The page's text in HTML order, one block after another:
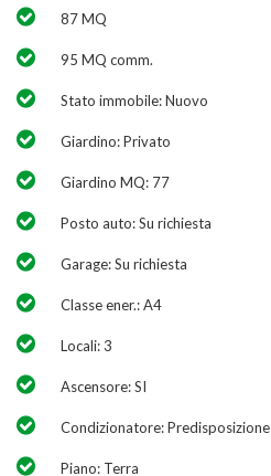
87 MQ
95 MQ comm.
Stato immobile: Nuovo
Giardino: Privato
Giardino MQ: 77
Posto auto: Su richiesta
Garage: Su richiesta
Classe ener.: A4
Locali: 3
Ascensore: SI
Condizionatore: Predisposizione
Piano: Terra